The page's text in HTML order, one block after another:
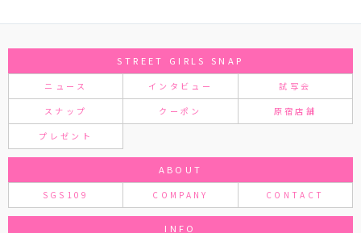
STREET GIRLS SNAP
ニュース インタビュー 試写会
スナップ クーポン 原宿店舗
プレゼント
ABOUT
SGS109 COMPANY CONTACT
INFO